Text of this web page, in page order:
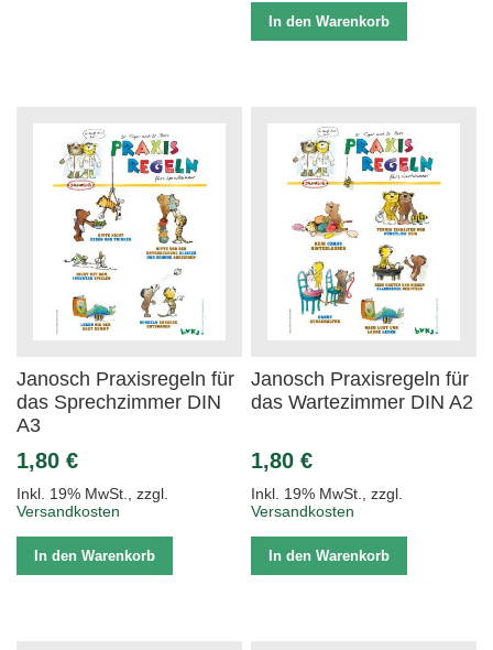
In den Warenkorb
Janosch Praxisregeln für
das Sprechzimmer DIN
A3
1,80 €
Inkl. 19% MwSt.
zzgl.
Versandkosten
In den Warenkorb
Janosch Praxisregeln für
das Wartezimmer DIN A2
1,80 €
Inkl. 19% MwSt. ,zzgl.
Versandkosten
In den Warenkorb